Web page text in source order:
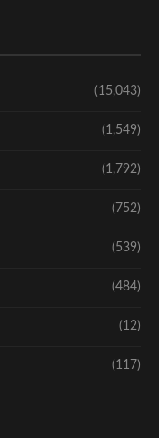
(15,043)
(1,549)
(1,792)
(752)
(539)
(484)
(12)
(117)